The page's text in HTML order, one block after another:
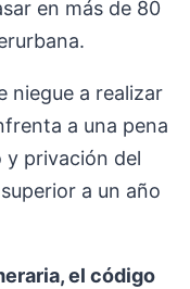
en más de 80
niegue a realizar
a una pena
y privación del
a un año
el código